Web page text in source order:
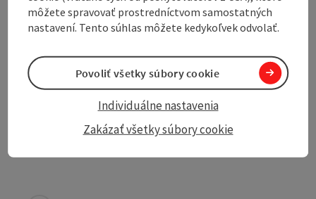
Cooperation
Suitability
Accessibility
môžete spravovať prostredníctvom samostatných
nastavení. Tento súhlas môžete kedykoľvek odvolať.
Zakázať všetky súbory cookie
Individuálne nastavenia
Povoliť všetky súbory cookie